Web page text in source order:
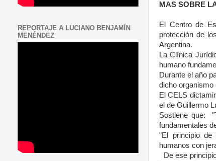
MAS SOBRE
El Centro de
protección de
Argentina.
La Clínica
humano
Durante el año
dicho organismo
El CELS
el de Guillermo
Sostiene que:
fundamentales
"El principio de
humanos con
De ese
REPORTAJE A LUCIANO BENJAMÍN
MENÉNDEZ